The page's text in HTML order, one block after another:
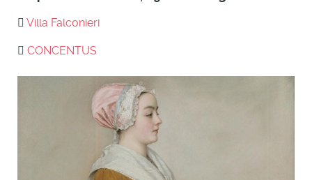
Villa Falconieri
CONCENTUS